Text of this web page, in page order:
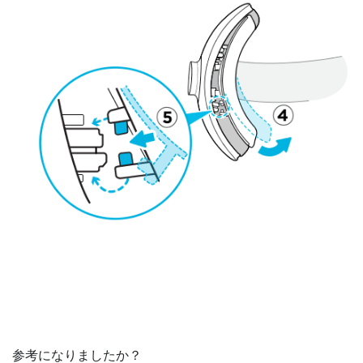
参考になりましたか？